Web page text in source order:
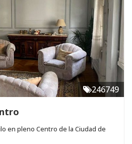
246749
en pleno Centro de la Ciudad de